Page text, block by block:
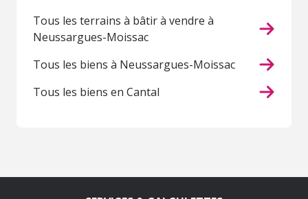
Tous les terrains à bâtir à vendre à
Neussargues-Moissac
Tous les biens à Neussargues-Moissac
Tous les biens en Cantal